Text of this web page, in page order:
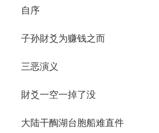
自序
子孙財爻为赚钱之而
三恶演义
財爻一空一掉了没
大陆干醄湖台胞船难直件